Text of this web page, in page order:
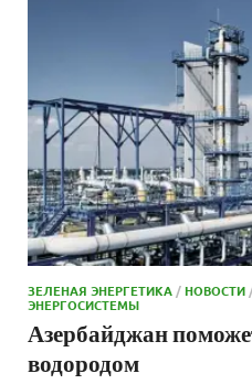
ЗЕЛЕНАЯ ЭНЕРГЕТИКА /НОВОСТИ
ЭНЕРГОСИСТЕМЫ
Азербайджан
водородом